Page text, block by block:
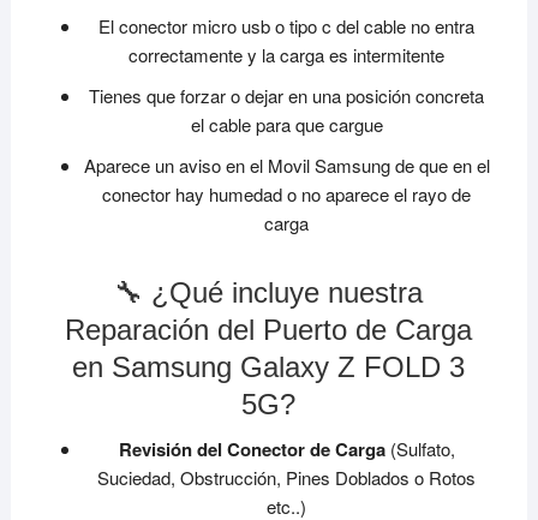
El conector micro usb o tipo c del cable no entra
correctamente y la carga es intermitente
Tienes que forzar o dejar en una posición concreta
el cable para que cargue
Aparece un aviso en el Movil Samsung de que en el
conector hay humedad o no aparece el rayo de
carga
🔧 ¿Qué incluye nuestra
Reparación del Puerto de Carga
en Samsung Galaxy Z FOLD 3
5G?
Revisión del Conector de Carga(Sulfato,
Suciedad, Obstrucción, Pines Doblados o Rotos
etc..)